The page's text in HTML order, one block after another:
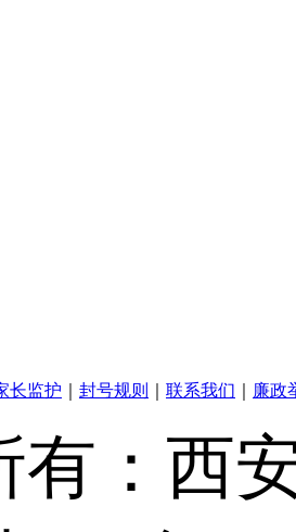
长监护 封号规则 联系我们 廉政
有：西